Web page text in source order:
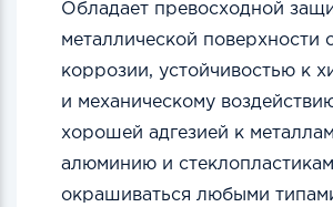
Обладает превосходной
металлической поверхности
коррозии, устойчивостью к
и механическому
хорошей адгезией к
алюминию и
окрашиваться любыми